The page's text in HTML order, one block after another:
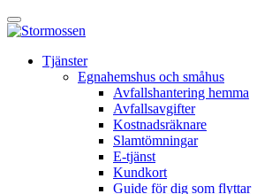
Skip
toÖppna
huvudmeny
tjänst
Tjänster
Egnahemshus och småhus
Avfallshantering hemma
Avfallsavgifter
Kostnadsräknare
Slamtömningar
E-tjänst
Kundkort
Guide för dig som flyttar